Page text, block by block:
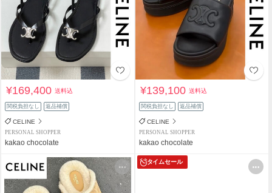
¥169,400送料込
関税負担なし 返品補償
CELINE
PERSONAL SHOPPER
kakao chocolate
¥139,100送料込
関税負担なし 返品補償
CELINE
PERSONAL SHOPPER
kakao chocolate
タイムセール